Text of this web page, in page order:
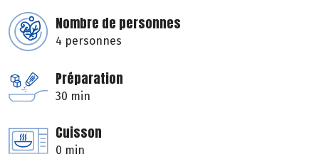
Nombre de personnes
4 personnes
Préparation
30 min
Cuisson
0 min